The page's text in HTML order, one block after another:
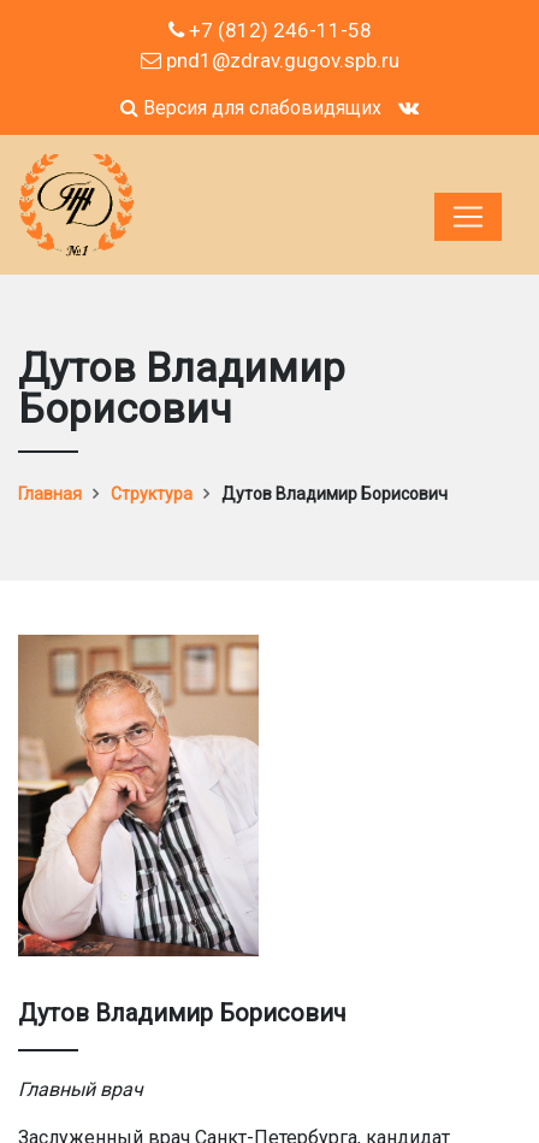
+7 (812) 246-11-58
pnd1@zdrav.gugov.spb.ru
Версия для слабовидящих
Дутов Владимир
Борисович
Главная Структура Дутов Владимир Борисович
Дутов Владимир Борисович
Главный врач
Заслуженный врач Санкт-Петербурга, кандидат